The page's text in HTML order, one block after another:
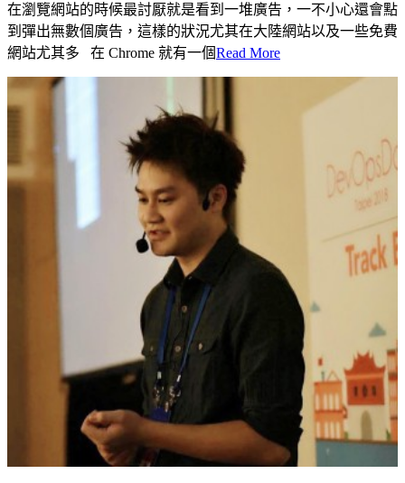
在瀏覽網站的時候最討厭就是看到一堆廣告，一不小心還會點
到彈出無數個廣告，這樣的狀況尤其在大陸網站以及一些免費
網站尤其多 在 Chrome 就有一個Read More